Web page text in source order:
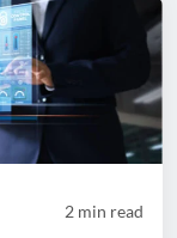
2 min read